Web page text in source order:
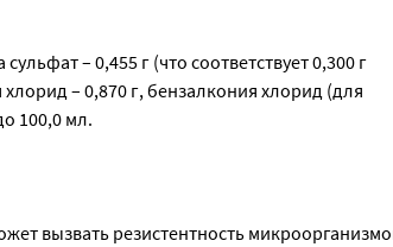
– 0,455 г (что соответствует 0,300 г
– 0,870 г, бензалкония хлорид (для
100,0 мл.
вызвать резистентность